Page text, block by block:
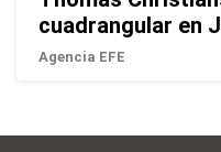
cuadrangular en
Agencia EFE